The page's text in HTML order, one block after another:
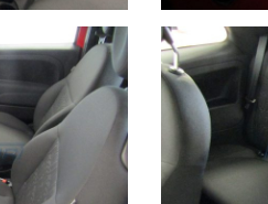
(COMO),
www.finomotori.it/lista-veicoli/